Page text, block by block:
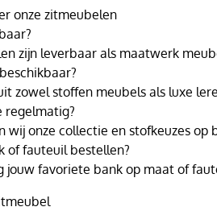
onze zitmeubelen
zijn leverbaar als maatwerk
zowel stoffen meubels als luxe
regelmatig?
wij onze collectie en stofkeuzes
of fauteuil bestellen?
jouw favoriete bank op maat of